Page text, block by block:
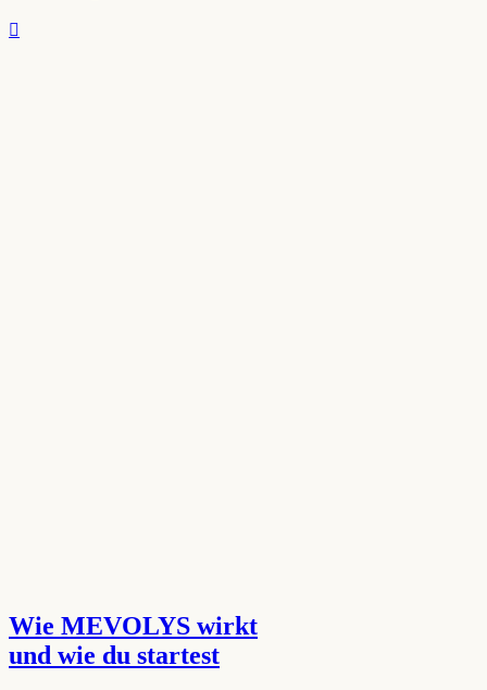
Wie MEVOLYS wirkt
und wie du startest